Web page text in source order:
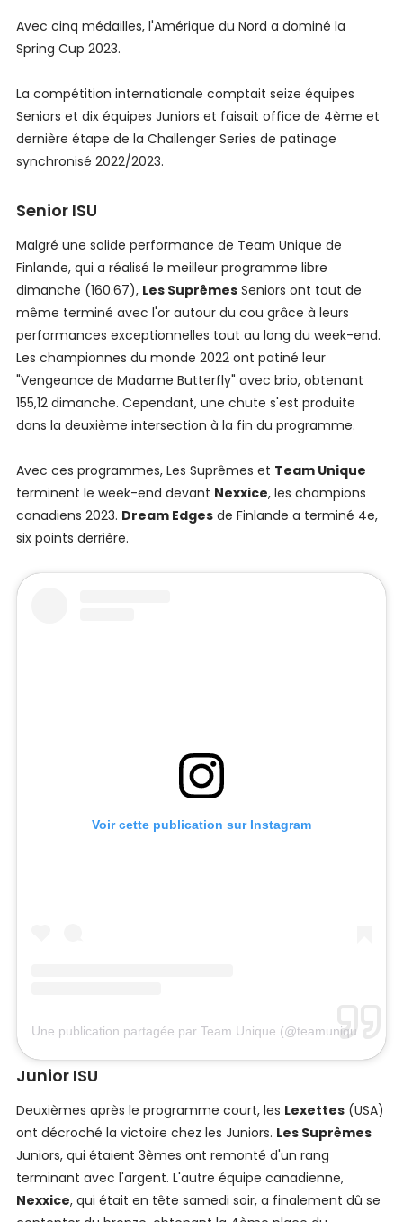
Avec cinq médailles, l'Amérique du Nord a dominé la
Spring Cup 2023.
La compétition internationale comptait seize équipes
Seniors et dix équipes Juniors et faisait office de 4ème et
dernière étape de la Challenger Series de patinage
synchronisé 2022/2023.
Senior ISU
Malgré une solide performance de Team Unique de
Finlande, qui a réalisé le meilleur programme libre
dimanche (160.67), Les SuprêmesSeniors ont tout de
même terminé avec l'or autour du cou grâce à leurs
performances exceptionnelles tout au long du week-end.
Les championnes du monde 2022 ont patiné leur
"Vengeance de Madame Butterfly" avec brio, obtenant
155,12 dimanche. Cependant, une chute s'est produite
dans la deuxième intersection à la fin du programme.
Avec ces programmes, Les Suprêmes et Team Unique
terminent le week-end devant Nexxice, les champions
canadiens 2023. Dream Edgesde Finlande a terminé 4e,
six points derrière.
Voir cette publication sur Instagram
Junior ISU
Deuxièmes après le programme court, les Lexettes(USA)
ont décroché la victoire chez les Juniors. Les Suprêmes
Juniors, qui étaient 3èmes ont remonté d'un rang
terminant avec l'argent. L'autre équipe canadienne,
Nexxice, qui était en tête samedi soir, a finalement dû se